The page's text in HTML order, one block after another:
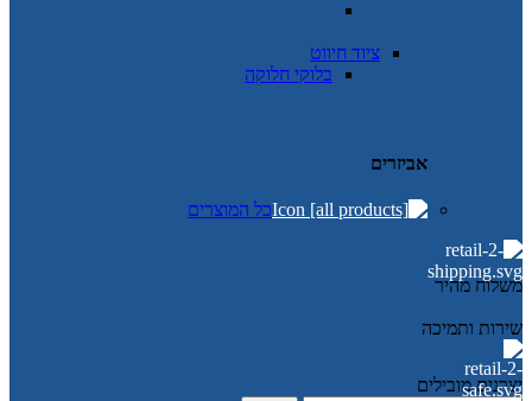
ציוד חיווט
בלוקי חלוקה
אביזרים
כל המוצרים
משלוח מהיר
שירות ותמיכה
יצרנים מובילים